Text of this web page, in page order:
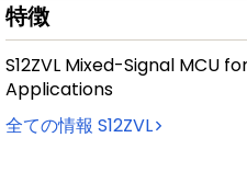
特徴
S12ZVL Mixed-Signal MCU
Applications
全ての情報 S12ZVL